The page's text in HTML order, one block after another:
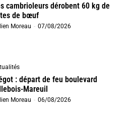
cambrioleurs dérobent 60 kg de
de bœuf
Moreau - 07/08/2026
: départ de feu boulevard
Mareuil
Moreau - 06/08/2026